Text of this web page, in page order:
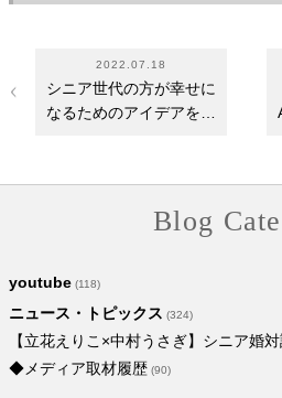
2022.07.18
シニア世代の方が幸せに
なるためのアイデアを発
Blog
youtube (118)
ニュース・トピックス (324)
【立花えりこ×中村うさぎ】シニア婚
◆メディア取材履歴 (90)